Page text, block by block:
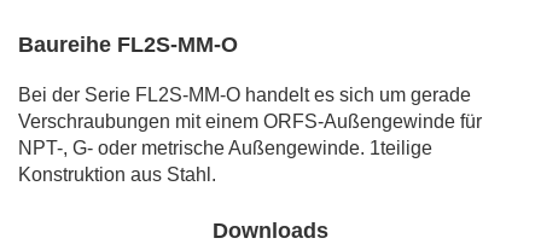
Baureihe FL2S-MM-O
Bei der Serie FL2S-MM-O handelt es sich um gerade
Verschraubungen mit einem ORFS-Außengewinde für
NPT-, G- oder metrische Außengewinde. 1teilige
Konstruktion aus Stahl.
Downloads